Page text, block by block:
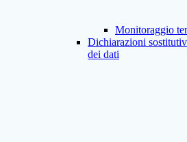
Monitoraggio
Dichiarazioni
dei dati